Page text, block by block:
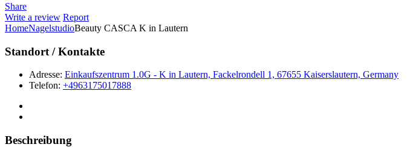
Share
Write a review Report
HomeNagelstudioBeauty CASCA K in Lautern
Standort / Kontakte
Adresse: Einkaufszentrum 1.0G - K in Lautern, Fackelrondell 1, 67655 Kaiserslautern, Germany
Telefon: +4963175017888
Beschreibung